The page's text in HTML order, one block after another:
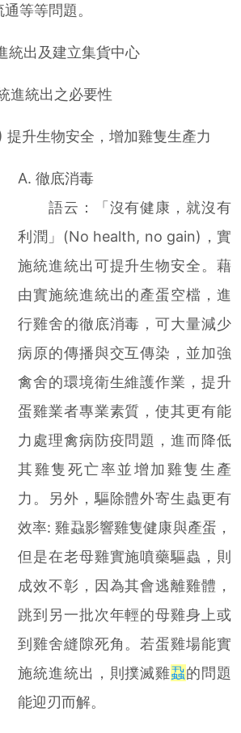
等等問題。
統出及建立集貨中心
進統出之必要性
提升生物安全，增加雞隻生產力
A. 徹底消毒
語云：「沒有健康，就沒有
利潤」(No health, no gain)，實
施統進統出可提升生物安全。藉
由實施統進統出的產蛋空檔，進
行雞舍的徹底消毒，可大量減少
病原的傳播與交互傳染，並加強
禽舍的環境衛生維護作業，提升
蛋雞業者專業素質，使其更有能
力處理禽病防疫問題，進而降低
其雞隻死亡率並增加雞隻生產
力。另外，驅除體外寄生蟲更有
效率: 雞蝨影響雞隻健康與產蛋，
但是在老母雞實施噴藥驅蟲，則
成效不彰，因為其會逃離雞體，
跳到另一批次年輕的母雞身上或
到雞舍縫隙死角。若蛋雞場能實
施統進統出，則撲滅雞蝨的問題
能迎刃而解。